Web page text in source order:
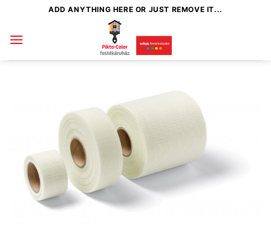
content
ADD ANYTHING HERE OR JUST REMOVE IT...